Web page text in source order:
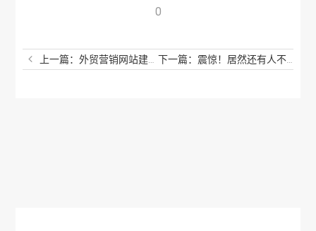
0
上一篇：外贸营销网站建站怎么做？如何建设外贸独立站？